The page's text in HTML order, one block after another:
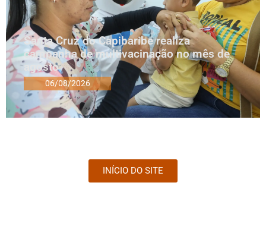
Santa Cruz do Capibaribe realiza
campanha de multivacinação no mês de
agosto
06/08/2026
INÍCIO DO SITE